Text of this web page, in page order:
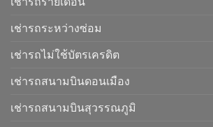
เช่ารถระหว่างซ่อม
เช่ารถไม่ใช้บัตรเครดิต
เช่ารถสนามบินดอนเมือง
เช่ารถสนามบินสุวรรณภูมิ